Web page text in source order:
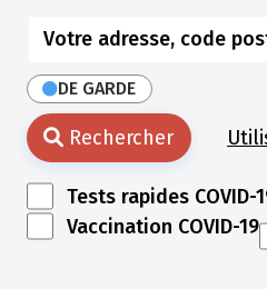
DE GARDE
Rechercher
Tests rapides COVID-
Vaccination COVID-19